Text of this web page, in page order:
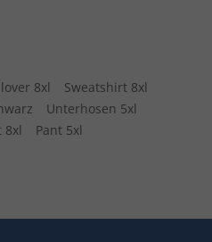
8xl
Sweatshirt 8xl
Unterhosen 5xl
8xl Pant 5xl